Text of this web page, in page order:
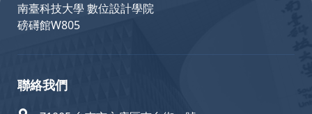
南臺科技大學 數位設計學院
磅礡館W805
聯絡我們